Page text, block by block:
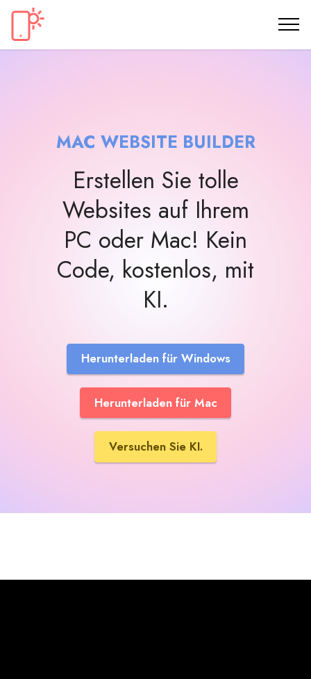
MAC WEBSITE BUILDER
Erstellen Sie tolle
Websites auf Ihrem
PC oder Mac! Kein
Code, kostenlos, mit
KI.
Herunterladen für Windows
Herunterladen für Mac
Versuchen Sie KI.